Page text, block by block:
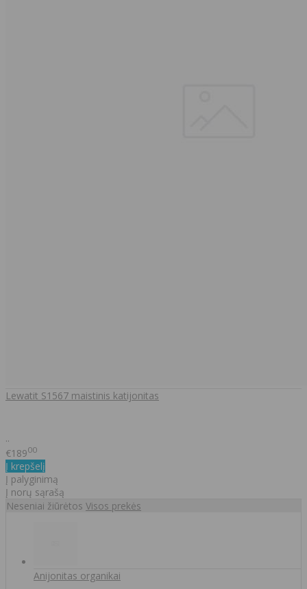
Lewatit S1567 maistinis katijonitas
..
€18900
Į krepšelį
Į palyginimą
Į norų sąrašą
Neseniai žiūrėtos Visos prekės
Anijonitas organikai